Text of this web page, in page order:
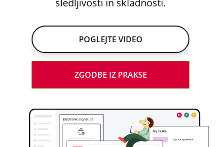
sledljivosti in skladnosti.
POGLEJTE VIDEO
ZGODBE IZ PRAKSE